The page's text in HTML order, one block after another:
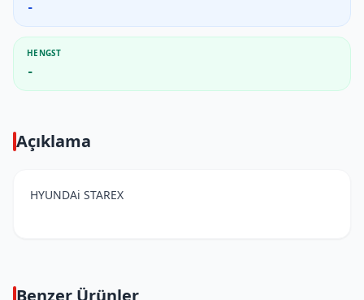
-
HENGST
-
Açıklama
HYUNDAi STAREX
Benzer Ürünler